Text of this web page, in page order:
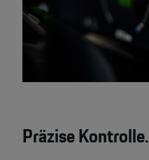
Präzise Kontrolle.